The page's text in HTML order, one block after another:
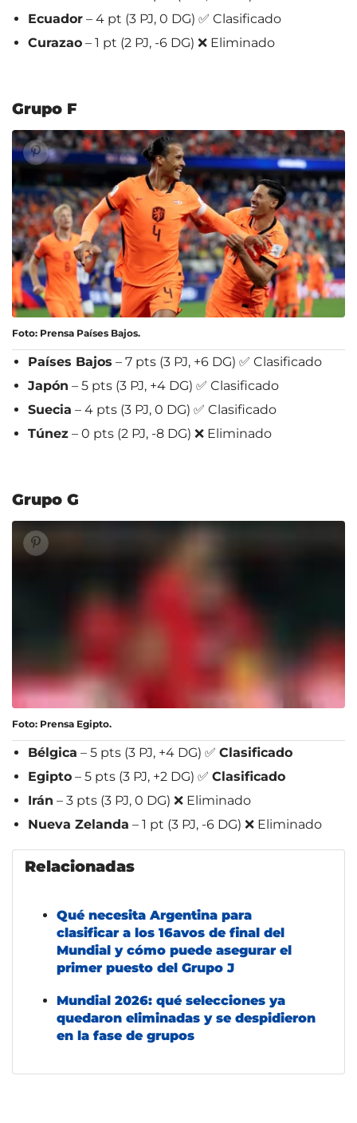
Ecuador – 4 pt (3 PJ, 0 DG) ✅ Clasificado
Curazao – 1 pt (2 PJ, -6 DG) ❌ Eliminado
Grupo F
Foto: Prensa Países Bajos.
Países Bajos – 7 pts (3 PJ, +6 DG) ✅ Clasificado
Japón – 5 pts (3 PJ, +4 DG) ✅ Clasificado
Suecia – 4 pts (3 PJ, 0 DG) ✅ Clasificado
Túnez – 0 pts (2 PJ, -8 DG) ❌ Eliminado
Grupo G
Foto: Prensa Egipto.
Bélgica – 5 pts (3 PJ, +4 DG) ✅ Clasificado
Egipto – 5 pts (3 PJ, +2 DG) ✅ Clasificado
Irán – 3 pts (3 PJ, 0 DG) ❌ Eliminado
Nueva Zelanda – 1 pt (3 PJ, -6 DG) ❌ Eliminado
Relacionadas
Qué necesita Argentina para
clasificar a los 16avos de final del
Mundial y cómo puede asegurar el
primer puesto del Grupo J
Mundial 2026: qué selecciones ya
quedaron eliminadas y se despidieron
en la fase de grupos